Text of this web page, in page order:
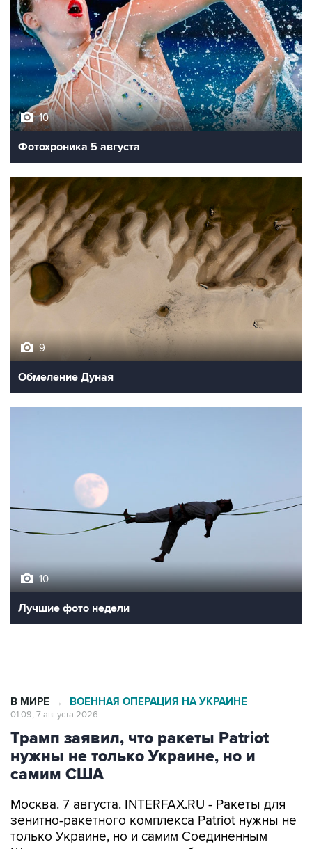
10
Фотохроника 5 августа
Обмеление Дуная
Лучшие фото недели
Трамп заявил, что ракеты Patriot
нужны не только Украине, но и
самим США
Москва. 7 августа. INTERFAX.RU - Ракеты для
только Украине, но и самим Соединенным
Штатам, заявил американский президент
Дональд Трамп.